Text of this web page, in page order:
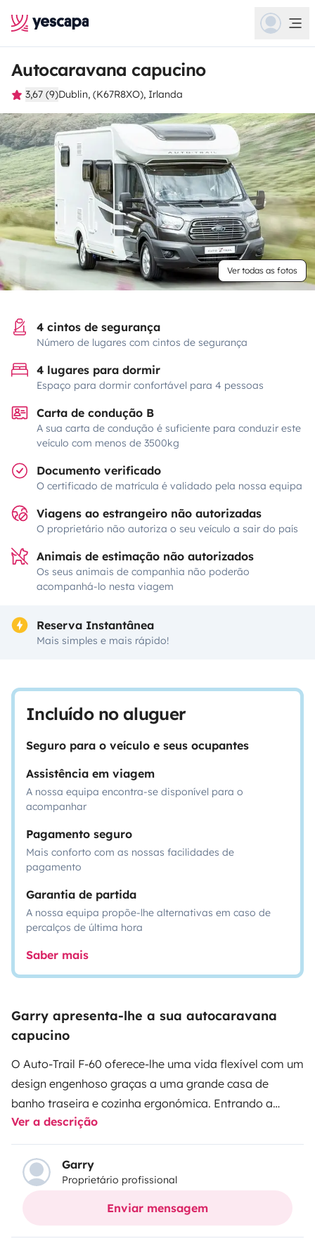
Autocaravana capucino
3,67 (9)Dublin, (K67R8XO), Irlanda
Ver todas as fotos
4 cintos de segurança
Número de lugares com cintos de segurança
4 lugares para dormir
Espaço para dormir confortável para 4 pessoas
Carta de condução B
A sua carta de condução é suficiente para conduzir este
veículo com menos de 3500kg
Documento verificado
O certificado de matrícula é validado pela nossa equipa
Viagens ao estrangeiro não autorizadas
O proprietário não autoriza o seu veículo a sair do país
Animais de estimação não autorizados
Os seus animais de companhia não poderão
acompanhá-lo nesta viagem
Reserva Instantânea
Mais simples e mais rápido!
Incluído no aluguer
Seguro para o veículo e seus ocupantes
Assistência em viagem
A nossa equipa encontra-se disponível para o
acompanhar
Pagamento seguro
Mais conforto com as nossas facilidades de
pagamento
Garantia de partida
A nossa equipa propõe-lhe alternativas em caso de
percalços de última hora
Saber mais
Garry apresenta-lhe a sua autocaravana
capucino
O Auto-Trail F-60 oferece-lhe uma vida flexível com um
design engenhoso graças a uma grande casa de
banho traseira e cozinha ergonómica. Entrando a
menos de seis metros ainda é classificado como um
veículo de lazer compacto, no entanto isto não
significa que lhe falte conforto ou características. A
cama eléctrica é uma adição engenhosa, o que
significa que nenhum espaço é ocupado durante o dia
zona de estar com o benefício adicional de uma
Ver a descrição
Garry
Proprietário profissional
Enviar mensagem